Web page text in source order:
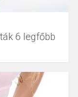
6 legfőbb